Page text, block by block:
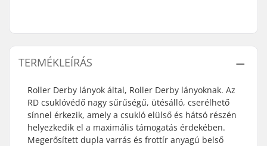
TERMÉKLEÍRÁS
Roller Derby lányok által, Roller Derby lányoknak. Az
RD csuklóvédő nagy sűrűségű, ütésálló, cserélhető
sínnel érkezik, amely a csukló elülső és hátsó részén
helyezkedik el a maximális támogatás érdekében.
Megerősített dupla varrás és frottír anyagú belső